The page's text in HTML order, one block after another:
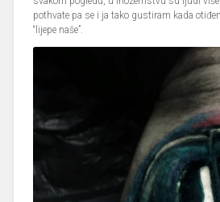
pothvate pa se i ja tako gustiram kada
“lijepe naše”.